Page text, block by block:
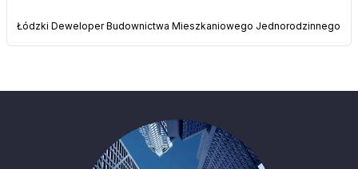
Łódzki Deweloper Budownictwa Mieszkaniowego Jednorodzinnego